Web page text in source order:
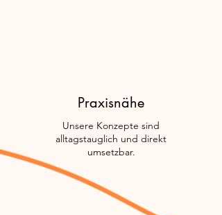
Praxisnähe
Unsere Konzepte sind
alltagstauglich und direkt
umsetzbar.